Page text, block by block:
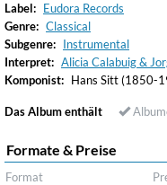
Label: Eudora Records
Genre: Classical
Subgenre: Instrumental
Interpret: Alicia Calabuig &
Komponist: Hans Sitt (1850-
Das Album enthält
Formate & Preise
Format